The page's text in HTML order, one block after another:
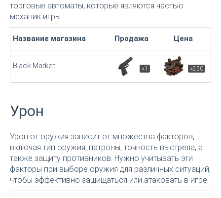
торговые автоматы, которые являются частью
механик игры.
Название магазина Продажа Цена
Black Market ×1 ×250
Урон
Урон от оружия зависит от множества факторов,
включая тип оружия, патроны, точность выстрела, а
также защиту противников. Нужно учитывать эти
факторы при выборе оружия для различных ситуаций,
чтобы эффективно защищаться или атаковать в игре.